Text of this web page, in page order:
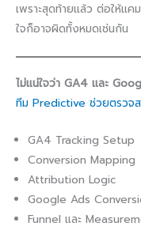
เพราะสุดท้ายแล้ว ต่อให้แ
ใจก็อาจผิดทั้งหมดเช่นกัน
ไม่แน่ใจว่า GA4 และ
ทีม Predictive ช่วยตรวจ
GA4 Tracking Setup
Conversion Mapping
Attribution Logic
Google Ads
Funnel และ